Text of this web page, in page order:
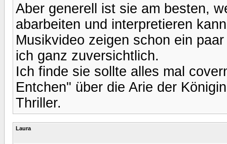
Aber generell ist sie am besten,
abarbeiten und interpretieren
Musikvideo zeigen schon ein
ich ganz zuversichtlich.
Ich finde sie sollte alles mal
Entchen" über die Arie der
Thriller.
Laura